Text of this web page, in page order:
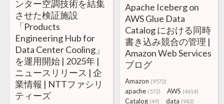
ンター空調技術を結集
させた検証施設
「Products
Engineering Hub for
Data Center Cooling」
を運用開始 | 2025年 |
ニュースリリース | 企
業情報 | NTTファシリ
ティーズ
Apache Iceberg on
AWS Glue Data
Catalog における同時
書き込み競合の管理 |
Amazon Web Services
ブログ
Amazon (9572)
apache (572) AWS (4614)
Catalog (49) data (943)